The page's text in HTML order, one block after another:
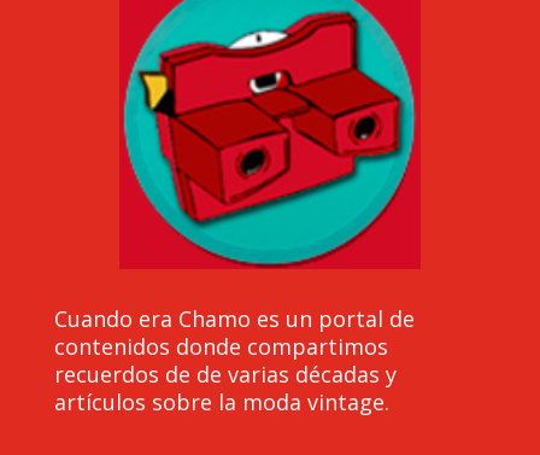
Cuando era Chamo es un portal de
contenidos donde compartimos
recuerdos de de varias décadas y
artículos sobre la moda vintage.